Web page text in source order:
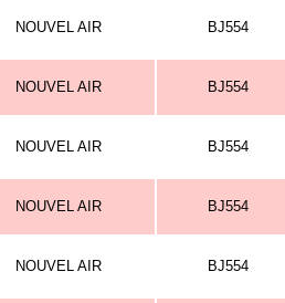
NOUVEL AIR BJ554
NOUVEL AIR BJ554
NOUVEL AIR BJ554
NOUVEL AIR BJ554
NOUVEL AIR BJ554